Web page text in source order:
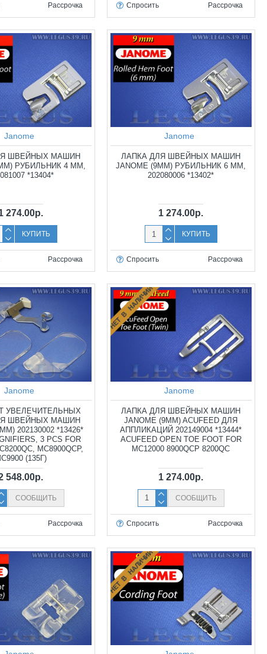
Рассрочка Спросить Рассрочка
Janome
ШВЕЙНЫХ МАШИН
РУБИЛЬНИК 4 ММ,
*13404*
274.00р.
КУПИТЬ
Рассрочка
Janome
ЛАПКА ДЛЯ ШВЕЙНЫХ МАШИН
JANOME (9ММ) РУБИЛЬНИК 6 ММ,
202080006 *13402*
1 274.00р.
КУПИТЬ
Спросить Рассрочка
Janome
УВЕЛЕЧИТЕЛЬНЫХ
ШВЕЙНЫХ МАШИН
202130002 *13426*
3 PCS FOR
MC8900QCP,
(135Г)
548.00р.
СООБЩИТЬ
Рассрочка
НЕТ В НАЛИЧИИ
Janome
ЛАПКА ДЛЯ ШВЕЙНЫХ МАШИН
JANOME (9ММ) ACUFEED ДЛЯ
АППЛИКАЦИЙ 202149004 *13444*
ACUFEED OPEN TOE FOOT FOR
MC12000 8900QCP 8200QC
1 274.00р.
СООБЩИТЬ
Спросить Рассрочка
НЕТ В НАЛИЧИИ